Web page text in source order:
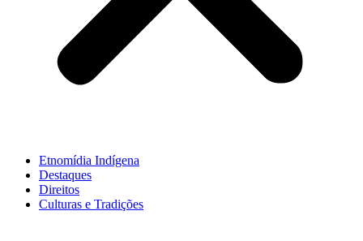
Etnomídia Indígena
Destaques
Direitos
Culturas e Tradições